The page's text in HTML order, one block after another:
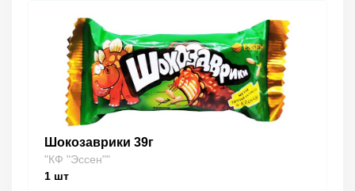
Шокозаврики 39г
"КФ "Эссен""
1 шт